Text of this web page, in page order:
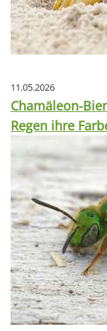
11.05.2026
Chamäleon-
Regen ihre